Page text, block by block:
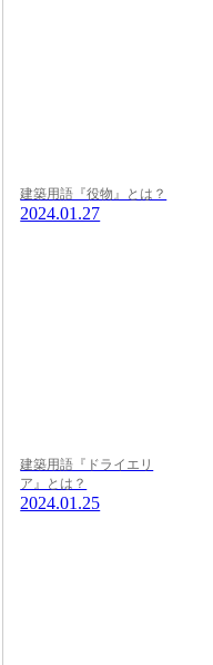
建築用語『役物』とは？
2024.01.27
建築用語『ドライエリ
ア』とは？
2024.01.25